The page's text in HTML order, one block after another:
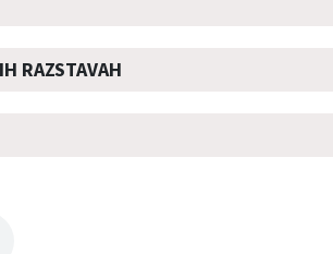
RAZSTAVAH